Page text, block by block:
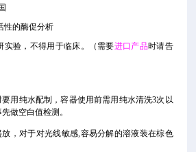
性的酶促分析
实验，不得用于临床。 （需要进口产品时请告
要用纯水配制，容器使用前需用纯水清洗3次以
做空白值检测。
，对于对光线敏感,容易分解的溶液装在棕色